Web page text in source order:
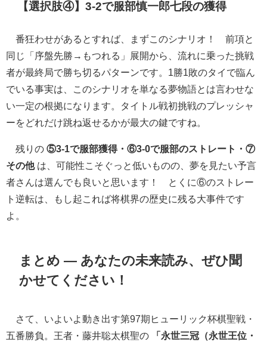
【選択肢④】3-2で服部慎一郎七段の獲得
番狂わせがあるとすれば、まずこのシナリオ！ 前項と
同じ「序盤先勝→もつれる」展開から、流れに乗った挑戦
者が最終局で勝ち切るパターンです。1勝1敗のタイで臨ん
でいる事実は、このシナリオを単なる夢物語とは言わせな
い一定の根拠になります。タイトル戦初挑戦のプレッシャ
ーをどれだけ跳ね返せるかが最大の鍵ですね。
残りの ⑤3-1で服部獲得・⑥3-0で服部のストレート・⑦
その他は、可能性こそぐっと低いものの、夢を見たい予言
者さんは選んでも良いと思います！ とくに⑥のストレー
ト逆転は、もし起これば将棋界の歴史に残る大事件です
よ。
まとめ ― あなたの未来読み、ぜひ聞
かせてください！
さて、いよいよ動き出す第97期ヒューリック杯棋聖戦・
五番勝負。王者・藤井聡太棋聖の
「永世三冠（永世王位・